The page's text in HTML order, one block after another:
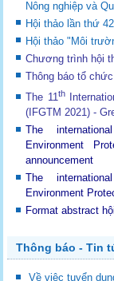
Nông nghiệp và
Hội thảo lần thứ
Hội thảo "Môi
Chương trình hội
Thông báo tổ
The 11th
(IFGTM 2021) -
The
Environment
announcement
The
Environment
Format abstract
Thông báo - Tin
Về việc tuyển